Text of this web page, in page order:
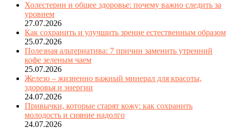
Холестерин и общее здоровье: почему важно следить за
уровнем
27.07.2026
Как сохранить и улучшить зрение естественным образом
25.07.2026
Полезная альтернатива: 7 причин заменить утренний
кофе зеленым чаем
25.07.2026
Железо – жизненно важный минерал для красоты,
здоровья и энергии
24.07.2026
Привычки, которые старят кожу: как сохранить
молодость и сияние надолго
24.07.2026